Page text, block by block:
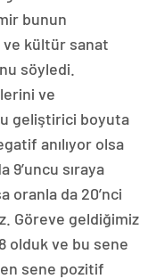
bunun
ve kültür sanat
söyledi.
ve
geliştirici boyuta
anılıyor olsa
9’uncu sıraya
oranla da 20’nci
Göreve geldiğimiz
olduk ve bu sene
sene pozitif